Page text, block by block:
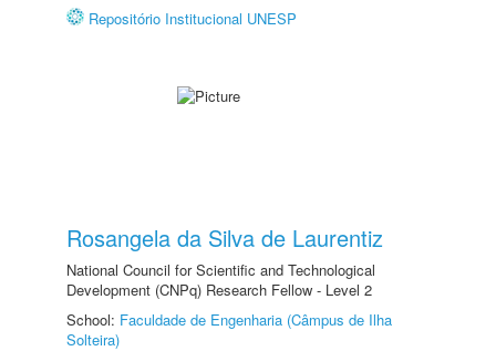
Repositório Institucional UNESP
Rosangela da Silva de Laurentiz
National Council for Scientific and Technological
Development (CNPq) Research Fellow - Level 2
School: Faculdade de Engenharia (Câmpus de Ilha
Solteira)